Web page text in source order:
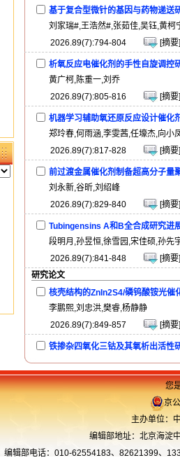
基于复合型微针的基因与药物递送
刘家瑞#,王浩然#,张茹佳,吴钰,黄柯
2026.89(7):794-804
[摘要]
析氧反应电催化剂的手性自旋调控
黄广柯,陈重一,刘乔
2026.89(7):805-816
[摘要]
机器学习辅助氧还原反应设计催化
郑玲春,何雨涵,李雯茜,任壕杰,向小
2026.89(7):817-828
[摘要]
前过渡金属催化剂制备超高分子量
刘永新,谷昕,刘绍峰
2026.89(7):829-840
[摘要]
Tubingensins A和B全合成研究进
段明月,孙昱恒,徐雪园,宋佳硕,孙先
2026.89(7):841-848
[摘要]
研究论文
核壳结构的ZnIn2S4/磷钨酸铵光催
李鹏熙,刘忠洪,樊睿,杨静静
2026.89(7):849-857
[摘要]
铁掺杂四氧化三钴及其氧析出活性
李炜,骆芳婷,詹学农,刘国强
2026.89(7):858-864
[摘要]
唾液酸类似物库的化学-酶法构建
2026.89(7):865-
873,804
[摘要]
您
京
主办单位：
编辑部地址：北京海淀
编辑部电话：010-62554183、82621399、